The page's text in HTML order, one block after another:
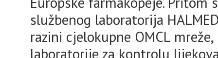
službenog laboratorija
razini cjelokupne OMCL
laboratorije za kontrolu